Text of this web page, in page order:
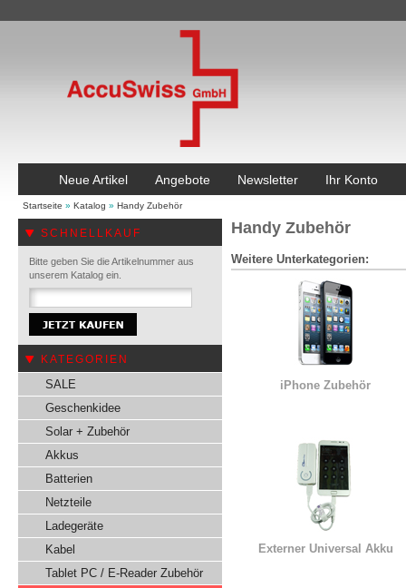
Neue Artikel Angebote Newsletter Ihr Konto
Startseite » Katalog » Handy Zubehör
SCHNELLKAUF
Bitte geben Sie die Artikelnummer aus
unserem Katalog ein.
KATEGORIEN
SALE
Geschenkidee
Solar + Zubehör
Akkus
Batterien
Netzteile
Ladegeräte
Kabel
Tablet PC / E-Reader Zubehör
Handy Zubehör
Weitere Unterkategorien:
iPhone Zubehör
Externer Universal Akku